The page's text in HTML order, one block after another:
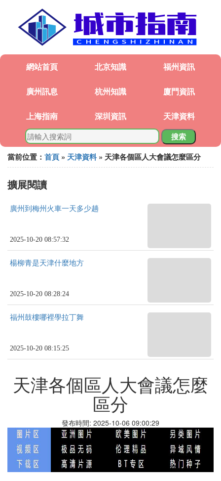
網站首頁 北京知識 福州資訊
廣州訊息 杭州知識 廈門資訊
上海指南 深圳資訊 天津資料
搜索
當前位置： 首頁 » 天津資料 » 天津各個區人大會議怎麼區分
擴展閱讀
廣州到梅州火車一天多少趟
2025-10-20 08:57:32
楊柳青是天津什麼地方
2025-10-20 08:28:24
福州鼓樓哪裡學拉丁舞
2025-10-20 08:15:25
天津各個區人大會議怎麼
區分
發布時間: 2025-10-06 09:00:29